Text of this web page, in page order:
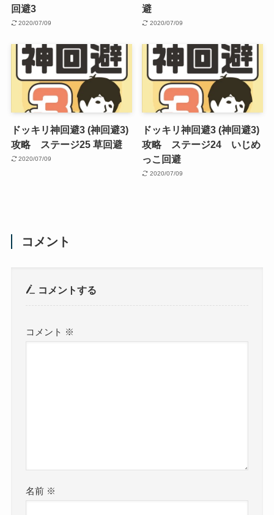
回避3
2020/07/09
避
2020/07/09
ドッキリ神回避3 (神回避3)
攻略 ステージ25 草回避
2020/07/09
ドッキリ神回避3 (神回避3)
攻略 ステージ24 いじめ
っこ回避
2020/07/09
コメント
コメントする
コメント ※
名前 ※